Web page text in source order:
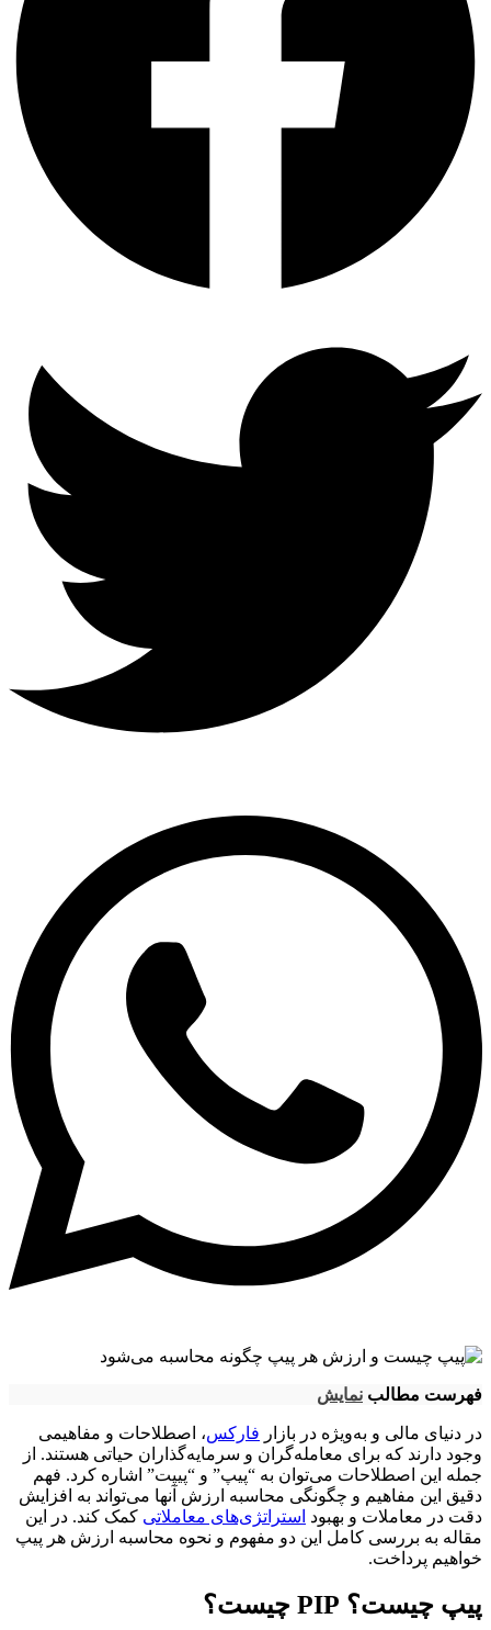
فهرست مطالب نمایش
در دنیای مالی و به‌ویژه در بازار فارکس، اصطلاحات و مفاهیمی
وجود دارند که برای معامله‌گران و سرمایه‌گذاران حیاتی هستند. از
جمله این اصطلاحات می‌توان به “پیپ” و “پیپت” اشاره کرد. فهم
دقیق این مفاهیم و چگونگی محاسبه ارزش آنها می‌تواند به افزایش
دقت در معاملات و بهبود استراتژی‌های معاملاتی کمک کند. در این
مقاله به بررسی کامل این دو مفهوم و نحوه محاسبه ارزش هر پیپ
خواهیم پرداخت.
پیپ چیست؟ PIP چیست؟